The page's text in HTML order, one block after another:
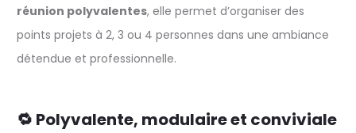
réunion polyvalentes, elle permet d’organiser des
points projets à 2, 3 ou 4 personnes dans une ambiance
détendue et professionnelle.
🔁 Polyvalente, modulaire et conviviale